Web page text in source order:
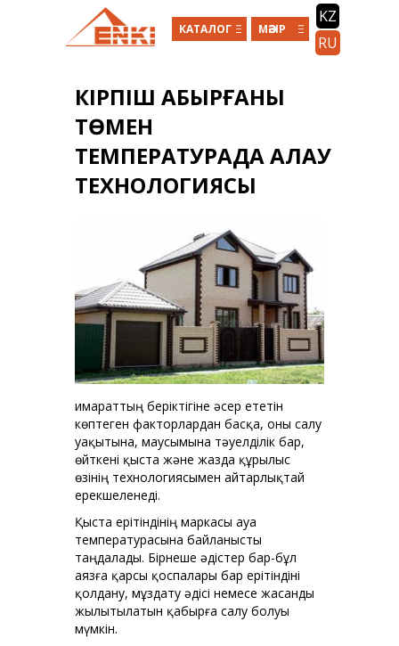
Skip to main content
КАТАЛОГ МӘЗІР
KZ
RU
КІРПІШ ҚАБЫРҒАНЫ
ТӨМЕН
ТЕМПЕРАТУРАДА ҚАЛАУ
ТЕХНОЛОГИЯСЫ
имараттың беріктігіне әсер ететін
көптеген факторлардан басқа, оны салу
уақытына, маусымына тәуелділік бар,
өйткені қыста және жазда құрылыс
өзінің технологиясымен айтарлықтай
ерекшеленеді.
Қыста ерітіндінің маркасы ауа
температурасына байланысты
таңдалады. Бірнеше әдістер бар-бұл
аязға қарсы қоспалары бар ерітіндіні
қолдану, мұздату әдісі немесе жасанды
жылытылатын қабырға салу болуы
мүмкін.